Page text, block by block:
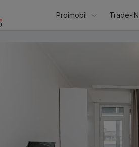
Proimobil Trade-IN